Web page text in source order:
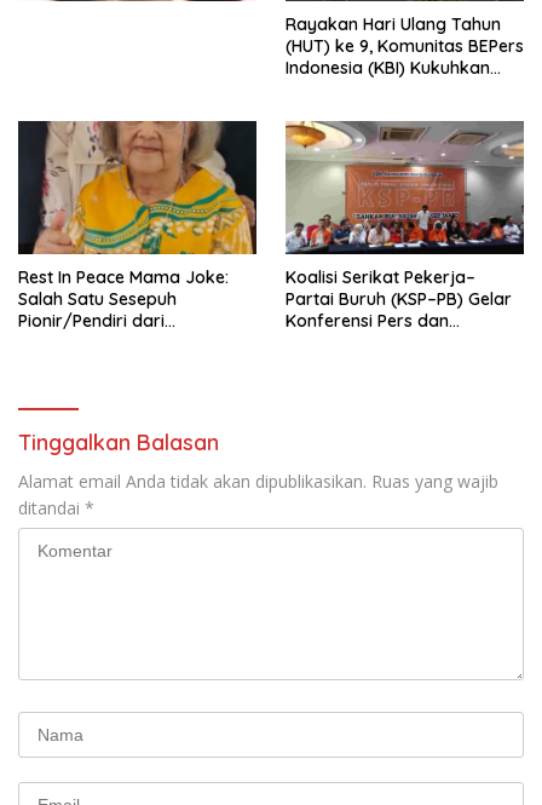
Rayakan Hari Ulang Tahun
(HUT) ke 9, Komunitas BEPers
Indonesia (KBI) Kukuhkan
Tema: “Penguatan dan
Pengembangan Organisasi
KBI yang Berbasis Riset di
seluruh Indonesia dan
Mancanegara”.
Rest In Peace Mama Joke:
Salah Satu Sesepuh
Pionir/Pendiri dari
Kasih Allah.
Koalisi Serikat Pekerja–
Partai Buruh (KSP–PB) Gelar
Konferensi Pers dan
Tinggalkan Balasan
Alamat email Anda tidak akan dipublikasikan. Ruas yang wajib
ditandai *